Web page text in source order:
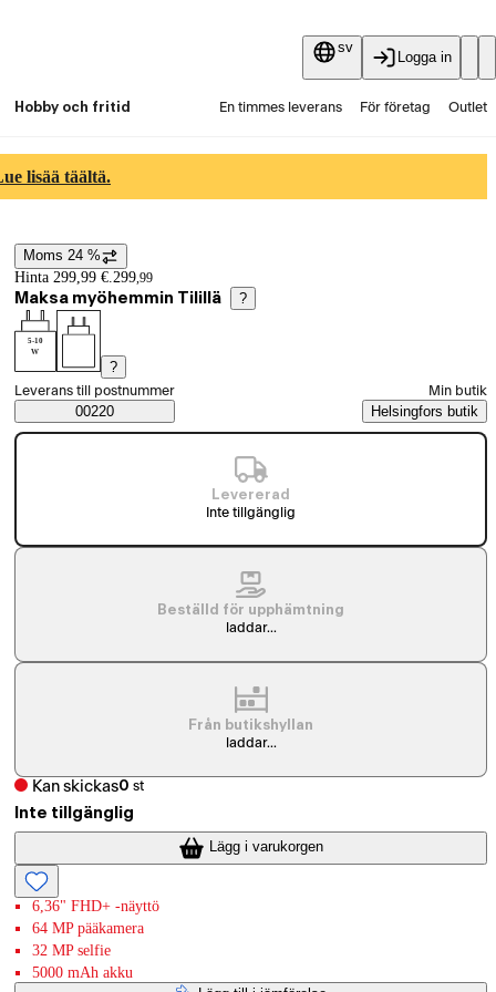
sv
Logga in
Hobby och fritid En timmes leverans För företag Outlet
lisää täältä.
Prisinformation
Moms 24 %
Hinta 299,99 €. 299,99
Maksa myöhemmin Tilillä ?
5-10
W
?
Saatavuustiedot
Välj beställningssätt
Leverans till postnummer
00220
Min butik
Helsingfors butik
Levererad
Inte tillgänglig
Beställd för upphämtning
laddar...
Från butikshyllan
laddar...
Kan skickas0 st
Inte tillgänglig
Lägg i varukorgen
6,36" FHD+ -näyttö
64 MP pääkamera
32 MP selfie
5000 mAh akku